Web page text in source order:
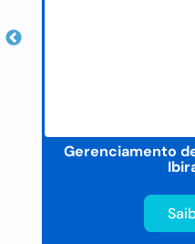
Gerenciamento